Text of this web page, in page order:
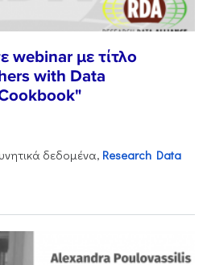
webinar με τίτλο
with Data
δεδομένα, Research Data